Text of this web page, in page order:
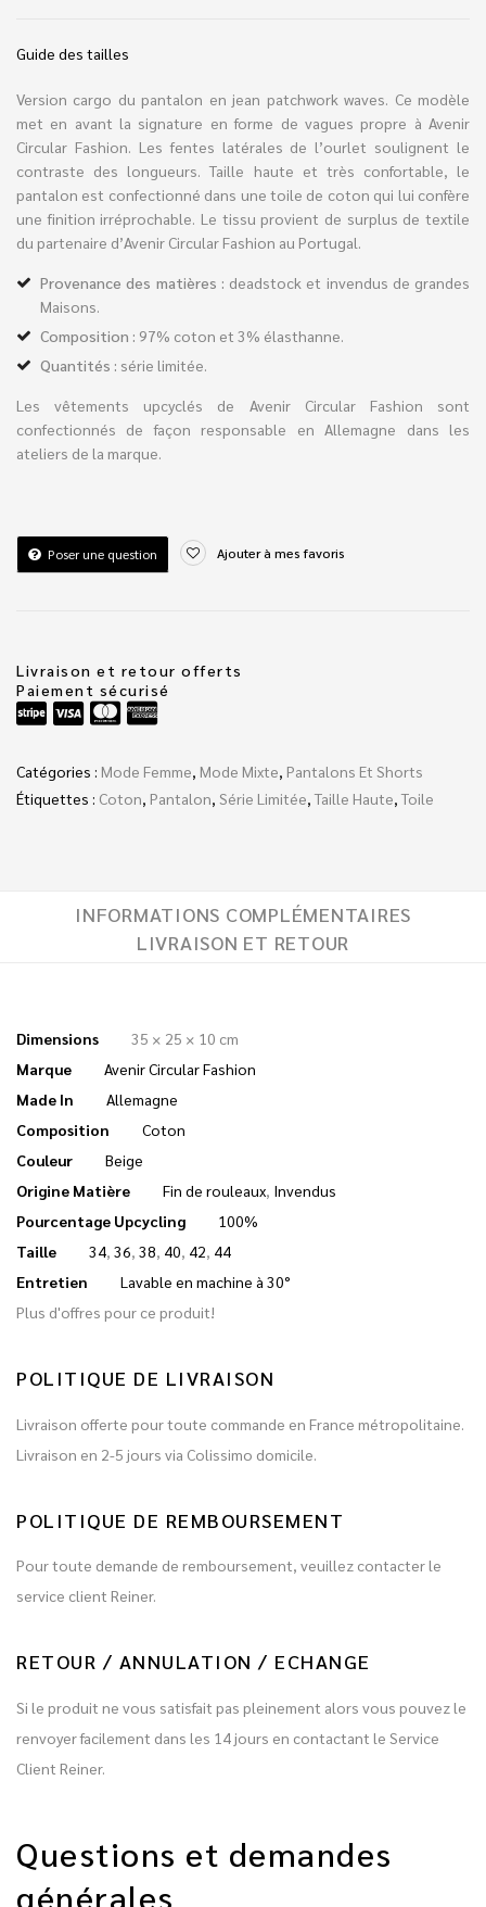
Guide des tailles
Version cargo du pantalon en jean patchwork waves. Ce modèle
met en avant la signature en forme de vagues propre à Avenir
Circular Fashion. Les fentes latérales de l’ourlet soulignent le
contraste des longueurs. Taille haute et très confortable, le
pantalon est confectionné dans une toile de coton qui lui confère
une finition irréprochable. Le tissu provient de surplus de textile
du partenaire d’Avenir Circular Fashion au Portugal.
Provenance des matières : deadstock et invendus de grandes
Maisons.
Composition : 97% coton et 3% élasthanne.
Quantités : série limitée.
Les vêtements upcyclés de Avenir Circular Fashion sont
confectionnés de façon responsable en Allemagne dans les
ateliers de la marque.
Poser une question Ajouter à mes favoris
Livraison et retour offerts
Paiement sécurisé
Catégories : Mode Femme Mode Mixte Pantalons Et Shorts
Étiquettes : Coton Pantalon Série Limitée Taille Haute Toile
INFORMATIONS COMPLÉMENTAIRES
LIVRAISON ET RETOUR
Dimensions
35 × 25 × 10 cm
Marque
Avenir Circular Fashion
Made In
Allemagne
Composition
Coton
Couleur
Beige
Origine Matière
Fin de rouleaux, Invendus
Pourcentage Upcycling
100%
Taille
34, 36, 38, 40, 42, 44
Entretien
Lavable en machine à 30°
Plus d'offres pour ce produit!
POLITIQUE DE LIVRAISON
Livraison offerte pour toute commande en France métropolitaine.
Livraison en 2-5 jours via Colissimo domicile.
POLITIQUE DE REMBOURSEMENT
Pour toute demande de remboursement, veuillez contacter le
service client Reiner.
RETOUR / ANNULATION / ECHANGE
Si le produit ne vous satisfait pas pleinement alors vous pouvez le
renvoyer facilement dans les 14 jours en contactant le Service
Client Reiner.
Questions et demandes
générales